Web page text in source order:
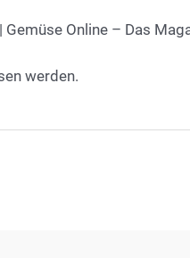
Gemüse Online – Das
werden.